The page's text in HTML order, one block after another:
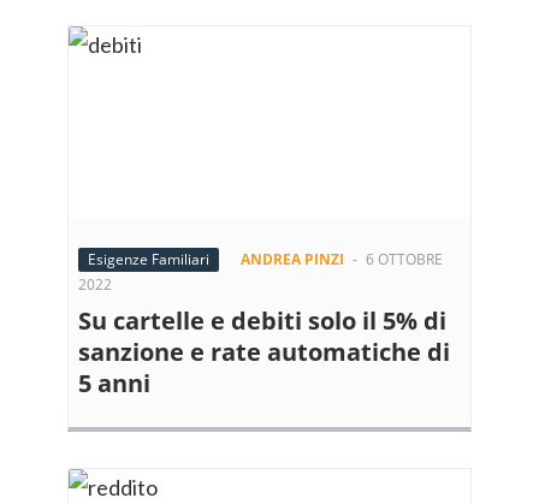
Esigenze Familiari ANDREA PINZI - 6 OTTOBRE
2022
Su cartelle e debiti solo il 5% di
sanzione e rate automatiche di
5 anni